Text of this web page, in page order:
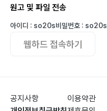
원고 및 파일 전송
아이디 : so20s비밀번호 : so20s
웹하드 접속하기
공지사항
이용약관